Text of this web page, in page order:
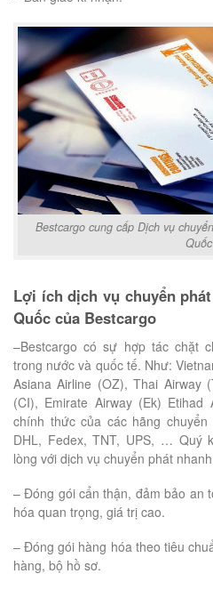
Bestcargo cung cấp Dịch vụ
Quốc
Lợi ích dịch vụ chuyển
Quốc của Bestcargo
–Bestcargo có sự hợp tác chặt
trong nước và quốc tế. Như:
Asiana Airline (OZ), Thai Airway
(CI), Emirate Airway (Ek)
chính thức của các hãng
DHL, Fedex, TNT, UPS, … Quý
lòng với dịch vụ chuyển phát
– Đóng gói cẩn thận, đảm bảo an
hóa quan trọng, giá trị cao.
– Đóng gói hàng hóa theo tiêu
hàng, bộ hồ sơ.